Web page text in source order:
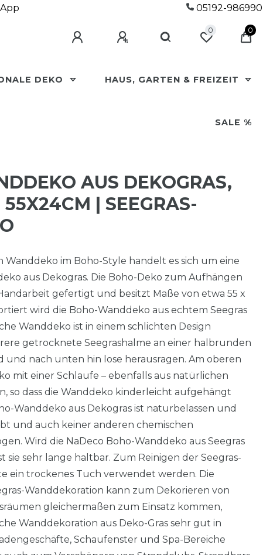
05192-986990
0 0
DEKO HAUS, GARTEN & FREIZEIT
SALE %
AUS DEKOGRAS,
| SEEGRAS-W
Wanddeko im Boho-Style handelt es sich um eine
aus Dekogras. Die Boho-Deko zum Aufhängen
gefertigt und besitzt Maße von etwa 55 x
wird die Boho-Wanddeko aus echtem Seegras
Wanddeko ist in einem schlichten Design
getrocknete Seegrashalme an einer halbrunden
und nach unten hin lose herausragen. Am oberen
mit einer Schlaufe – ebenfalls aus natürlichen
so dass die Wanddeko kinderleicht aufgehängt
Wanddeko aus Dekogras ist naturbelassen und
und auch keiner anderen chemischen
Wird die NaDeco Boho-Wanddeko aus Seegras
sie sehr lange haltbar. Zum Reinigen der Seegras-
ein trockenes Tuch verwendet werden. Die
Wanddekoration kann zum Dekorieren von
gleichermaßen zum Einsatz kommen,
Wanddekoration aus Deko-Gras sehr gut in
Schaufenster und Spa-Bereiche